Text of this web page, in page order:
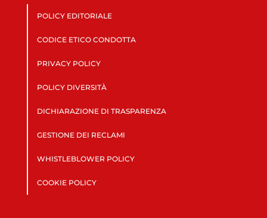
POLICY EDITORIALE
CODICE ETICO CONDOTTA
PRIVACY POLICY
POLICY DIVERSITÀ
DICHIARAZIONE DI TRASPARENZA
GESTIONE DEI RECLAMI
WHISTLEBLOWER POLICY
COOKIE POLICY